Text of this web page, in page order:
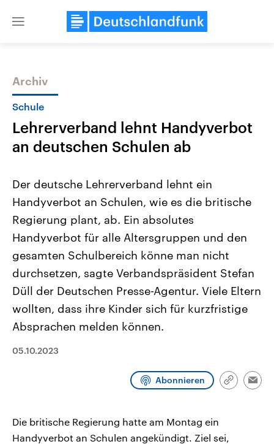
Close
Themen
Landtagswahl Sachsen-Anhalt
2026
Alle Informationen
Sachsen-Anhalt wählt am 6.
September 2026 einen neuen
Landtag. Seit 2021 wird das
Bundesland von einer Koalition aus
CDU, SPD und FDP regiert.-
Umfragen, Prognosen,
Wahlprogramme, aktuelle Berichte
und Hintergründe zu den Parteien
und Kandidaten der anstehenden
Wahl.
USA
Aktuelle Beiträge,
Wirtschaftlich und
gehören die Vereinigten
den mächtigsten Ländern
mit großem Einfluss auf
aktuelle Weltgeschehen.
Sendungen Programm Podcasts
Archiv
Schule
Lehrerverband lehnt Handyverbot
an deutschen Schulen ab
Der deutsche Lehrerverband lehnt ein
Handyverbot an Schulen, wie es die britische
Regierung plant, ab. Ein absolutes
Handyverbot für alle Altersgruppen und den
gesamten Schulbereich könne man nicht
durchsetzen, sagte Verbandspräsident Stefan
Düll der Deutschen Presse-Agentur. Viele Eltern
wollten, dass ihre Kinder sich für kurzfristige
Absprachen melden können.
05.10.2023
Abonnieren
Link
Die britische Regierung hatte am Montag ein
Handyverbot an Schulen angekündigt. Ziel sei,